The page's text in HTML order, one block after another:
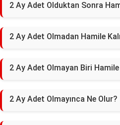
2 Ay Adet Olduktan Sonra
2 Ay Adet Olmadan Hamile
2 Ay Adet Olmayan Biri
2 Ay Adet Olmayınca Ne Olur?